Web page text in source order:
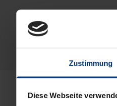
Zustimmung
Diese Webseite